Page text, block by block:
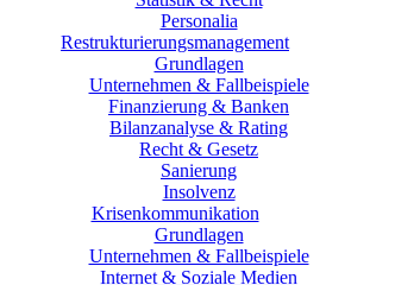
Personalia
Restrukturierungsmanagement
Grundlagen
Unternehmen & Fallbeispiele
Finanzierung & Banken
Bilanzanalyse & Rating
Recht & Gesetz
Sanierung
Insolvenz
Krisenkommunikation
Grundlagen
Unternehmen & Fallbeispiele
Internet & Soziale Medien